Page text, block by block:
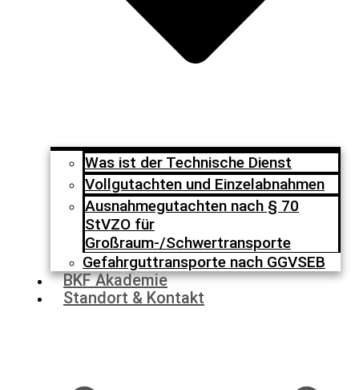
Was ist der Technische Dienst
Vollgutachten und Einzelabnahmen
Ausnahmegutachten nach § 70
StVZO für
Großraum-/Schwertransporte
Gefahrguttransporte nach GGVSEB
BKF Akademie
Standort & Kontakt